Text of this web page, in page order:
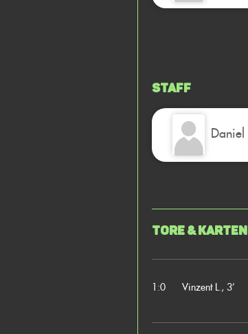
Staff
Daniel
Tore & Karten
1:0 Vinzent L., 3’